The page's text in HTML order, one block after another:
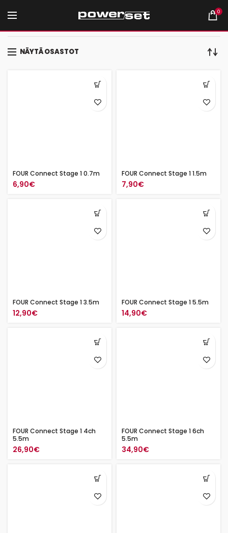
0
NÄYTÄ OSASTOT
FOUR Connect Stage 1 0.7m
6,90€
FOUR Connect Stage 1 1.5m
7,90€
FOUR Connect Stage 1 3.5m
12,90€
FOUR Connect Stage 1 5.5m
14,90€
FOUR Connect Stage 1 4ch
5.5m
26,90€
FOUR Connect Stage 1 6ch
5.5m
34,90€